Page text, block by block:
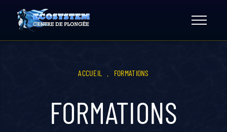
content
ACCUEIL FORMATIONS
FORMATIONS